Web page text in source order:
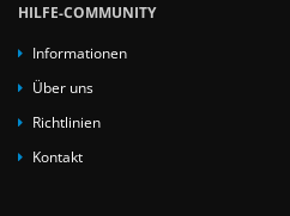
HILFE-COMMUNITY
Informationen
Über uns
Richtlinien
Kontakt